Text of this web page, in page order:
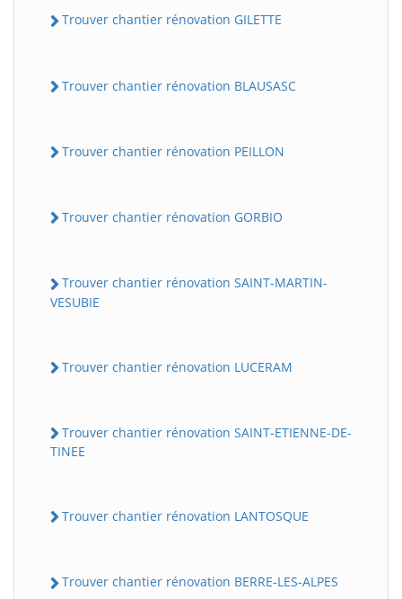
Trouver chantier rénovation GILETTE
Trouver chantier rénovation BLAUSASC
Trouver chantier rénovation PEILLON
Trouver chantier rénovation GORBIO
Trouver chantier rénovation SAINT-MARTIN-
VESUBIE
Trouver chantier rénovation LUCERAM
Trouver chantier rénovation SAINT-ETIENNE-DE-
TINEE
Trouver chantier rénovation LANTOSQUE
Trouver chantier rénovation BERRE-LES-ALPES